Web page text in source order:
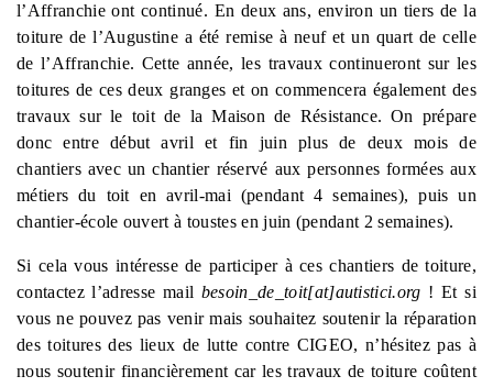
l’Affranchie ont continué. En deux ans, environ un tiers de la
toiture de l’Augustine a été remise à neuf et un quart de celle
de l’Affranchie. Cette année, les travaux continueront sur les
toitures de ces deux granges et on commencera également des
travaux sur le toit de la Maison de Résistance. On prépare
donc entre début avril et fin juin plus de deux mois de
chantiers avec un chantier réservé aux personnes formées aux
métiers du toit en avril-mai (pendant 4 semaines), puis un
chantier-école ouvert à toustes en juin (pendant 2 semaines).
Si cela vous intéresse de participer à ces chantiers de toiture,
contactez l’adresse mail besoin_de_toit[at]autistici.org ! Et si
vous ne pouvez pas venir mais souhaitez soutenir la réparation
des toitures des lieux de lutte contre CIGEO, n’hésitez pas à
nous soutenir financièrement car les travaux de toiture coûtent